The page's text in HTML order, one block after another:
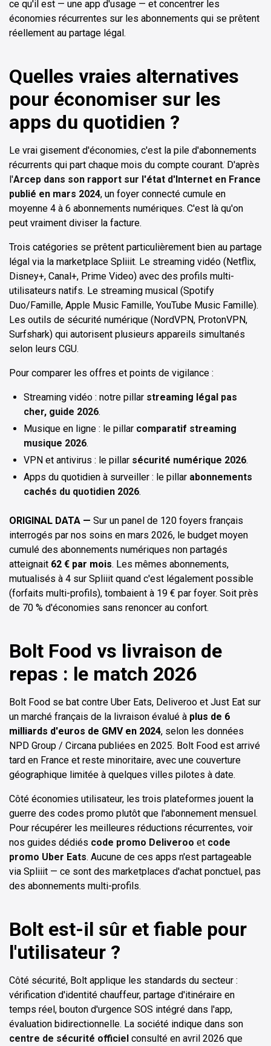
ce qu'il est — une app d'usage — et concentrer les
économies récurrentes sur les abonnements qui se prêtent
réellement au partage légal.
Quelles vraies alternatives
pour économiser sur les
apps du quotidien ?
Le vrai gisement d'économies, c'est la pile d'abonnements
récurrents qui part chaque mois du compte courant. D'après
l'Arcep dans son rapport sur l'état d'Internet en France
publié en mars 2024, un foyer connecté cumule en
moyenne 4 à 6 abonnements numériques. C'est là qu'on
peut vraiment diviser la facture.
Trois catégories se prêtent particulièrement bien au partage
légal via la marketplace Spliiit. Le streaming vidéo (Netflix,
Disney+, Canal+, Prime Video) avec des profils multi-
utilisateurs natifs. Le streaming musical (Spotify
Duo/Famille, Apple Music Famille, YouTube Music Famille).
Les outils de sécurité numérique (NordVPN, ProtonVPN,
Surfshark) qui autorisent plusieurs appareils simultanés
selon leurs CGU.
Pour comparer les offres et points de vigilance :
Streaming vidéo : notre pillar streaming légal pas
cher, guide 2026.
Musique en ligne : le pillar comparatif streaming
musique 2026.
VPN et antivirus : le pillar sécurité numérique 2026.
Apps du quotidien à surveiller : le pillar abonnements
cachés du quotidien 2026.
ORIGINAL DATA — Sur un panel de 120 foyers français
interrogés par nos soins en mars 2026, le budget moyen
cumulé des abonnements numériques non partagés
atteignait 62 € par mois. Les mêmes abonnements,
mutualisés à 4 sur Spliiit quand c'est légalement possible
(forfaits multi-profils), tombaient à 19 € par foyer. Soit près
de 70 % d'économies sans renoncer au confort.
Bolt Food vs livraison de
repas : le match 2026
Bolt Food se bat contre Uber Eats, Deliveroo et Just Eat sur
un marché français de la livraison évalué à plus de 6
milliards d'euros de GMV en 2024, selon les données
NPD Group / Circana publiées en 2025. Bolt Food est arrivé
tard en France et reste minoritaire, avec une couverture
géographique limitée à quelques villes pilotes à date.
Côté économies utilisateur, les trois plateformes jouent la
guerre des codes promo plutôt que l'abonnement mensuel.
Pour récupérer les meilleures réductions récurrentes, voir
nos guides dédiés code promo Deliveroo et code
promo Uber Eats. Aucune de ces apps n'est partageable
via Spliiit — ce sont des marketplaces d'achat ponctuel, pas
des abonnements multi-profils.
Bolt est-il sûr et fiable pour
l'utilisateur ?
Côté sécurité, Bolt applique les standards du secteur :
vérification d'identité chauffeur, partage d'itinéraire en
temps réel, bouton d'urgence SOS intégré dans l'app,
évaluation bidirectionnelle. La société indique dans son
centre de sécurité officiel consulté en avril 2026 que